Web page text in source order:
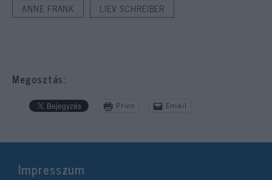
ANNE FRANK LIEV SCHREIBER
Megosztás:
Print Email
Impresszum